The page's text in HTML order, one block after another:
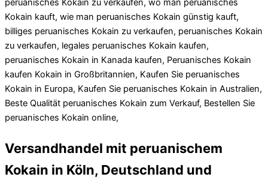
Kokain kauft, wie man peruanisches Kokain günstig kauft,
billiges peruanisches Kokain zu verkaufen, peruanisches Kokain
zu verkaufen, legales peruanisches Kokain kaufen,
peruanisches Kokain in Kanada kaufen, Peruanisches Kokain
kaufen Kokain in Großbritannien, Kaufen Sie peruanisches
Kokain in Europa, Kaufen Sie peruanisches Kokain in Australien,
Beste Qualität peruanisches Kokain zum Verkauf, Bestellen Sie
peruanisches Kokain online,
Versandhandel mit peruanischem
Kokain in Köln, Deutschland und